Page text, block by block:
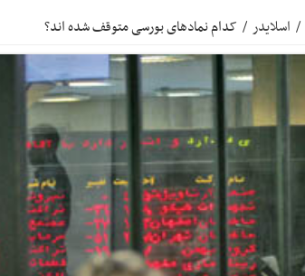
/ اسلایدر / کدام نمادهای بورسی متوقف شده اند؟